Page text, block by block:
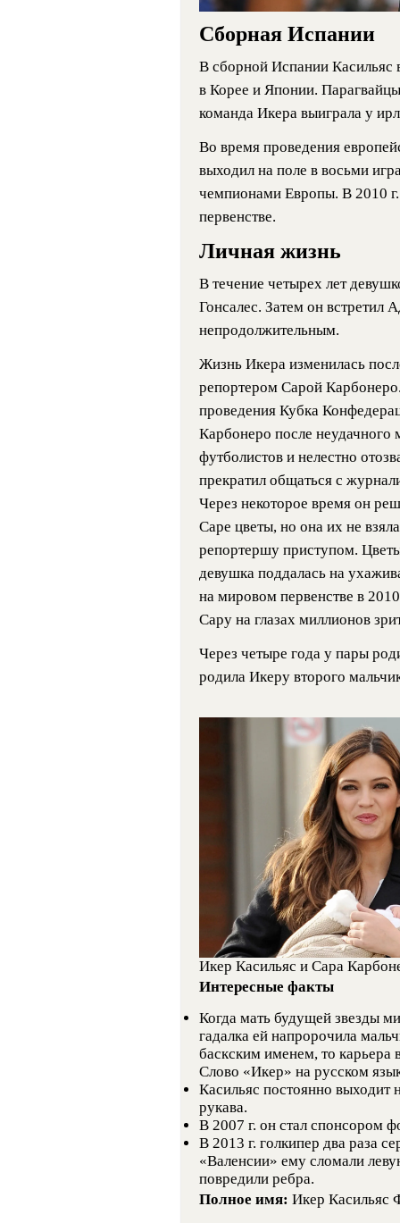
Сборная Испании
В сборной Испании Касильяс
в Корее и Японии.
команда Икера выиграла у
Во время проведения
выходил на поле в восьми
чемпионами Европы. В 2010
первенстве.
Личная жизнь
В течение четырех лет
Гонсалес. Затем он встретил
непродолжительным.
Жизнь Икера изменилась
репортером Сарой
проведения Кубка
Карбонеро после неудачного
футболистов и нелестно
прекратил общаться с
Через некоторое время он
Саре цветы, но она их не
репортершу приступом.
девушка поддалась на
на мировом первенстве в
Сару на глазах миллионов
Через четыре года у пары
родила Икеру второго
Икер Касильяс и Сара
Интересные факты
Когда мать будущей звезды
гадалка ей напророчила
баскским именем, то карьера
Слово «Икер» на русском
Касильяс постоянно выходит
рукава.
В 2007 г. он стал спонсором
В 2013 г. голкипер два раза
«Валенсии» ему сломали
повредили ребра.
Полное имя: Икер Касильяс